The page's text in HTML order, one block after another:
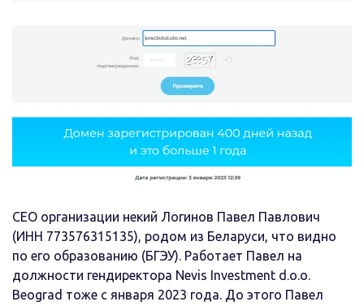
CEO организации некий Логинов Павел Павлович
(ИНН 773576315135), родом из Беларуси, что видно
по его образованию (БГЭУ). Работает Павел на
должности гендиректора Nevis Investment d.o.o.
Beograd тоже с января 2023 года. До этого Павел